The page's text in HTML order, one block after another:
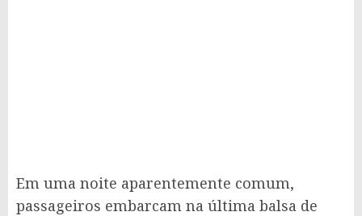
Em uma noite aparentemente comum,
passageiros embarcam na última balsa de